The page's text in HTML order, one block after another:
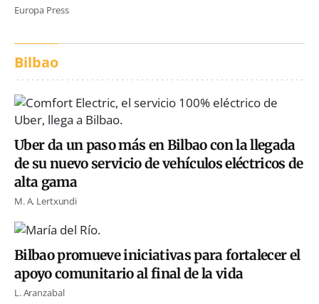
Europa Press
Bilbao
Uber da un paso más en Bilbao con la llegada
de su nuevo servicio de vehículos eléctricos de
alta gama
M. A. Lertxundi
Bilbao promueve iniciativas para fortalecer el
apoyo comunitario al final de la vida
L. Aranzabal